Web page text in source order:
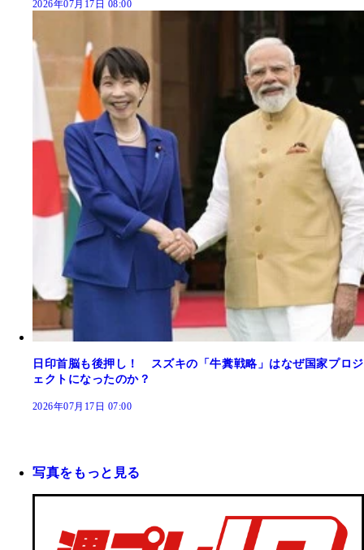
2026年07月17日 08:00
日印首脳も後押し！ スズキの「牛糞戦略」はなぜ国家プロジ
ェクトになったのか？
2026年07月17日 07:00
写真をもっと見る